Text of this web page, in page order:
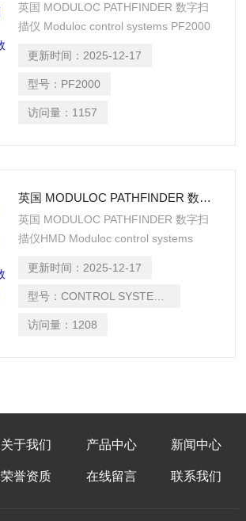
英国 MODULOC PATHFINDER 数字扫
描仪 Moduloc control systems PF2000
前缘而设计，以便裁剪成一定长度。用于
此目的的其他检测器无法检测低于 600
低至 450 摄氏度的带材。
更新时间： 2025-12-17
型号： PF2000
访问量： 1157
英国 MODULOC PATHFINDER 数字扫描仪HMD
英国 MODULOC PATHFINDER 数字扫
描仪HMD Moduloc control systems
检测带材前缘而设计，以便裁剪成一定长
度。用于此目的的其他检测器无法检测低
可以检测低至 450 摄氏度的带材。
更新时间： 2025-12-17
型号：CONTROL SYSTEMS PF2000
访问量： 1208
关于我们 产品中心 新闻中心
荣誉资质 在线留言 联系我们